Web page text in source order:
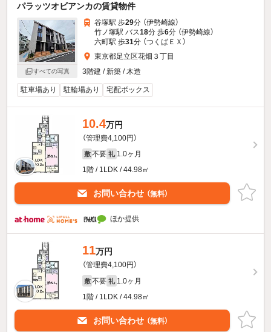
パラッツオビアンカの賃貸物件
すべての写真
谷塚駅 歩29分 （伊勢崎線）
竹ノ塚駅 バス18分 歩6分 （伊勢崎線）
六町駅 歩31分 （つくばＥＸ）
東京都足立区花畑３丁目
3階建 / 新築 / 木造
駐車場あり 駐輪場あり 宅配ボックス
10.4万円
（管理費4,100円）
敷 不要 礼 1.0ヶ月
1階 / 1LDK / 44.98㎡
お問い合わせ （無料）
ほか提供
11万円
（管理費4,100円）
敷 不要 礼 1.0ヶ月
1階 / 1LDK / 44.98㎡
お問い合わせ （無料）